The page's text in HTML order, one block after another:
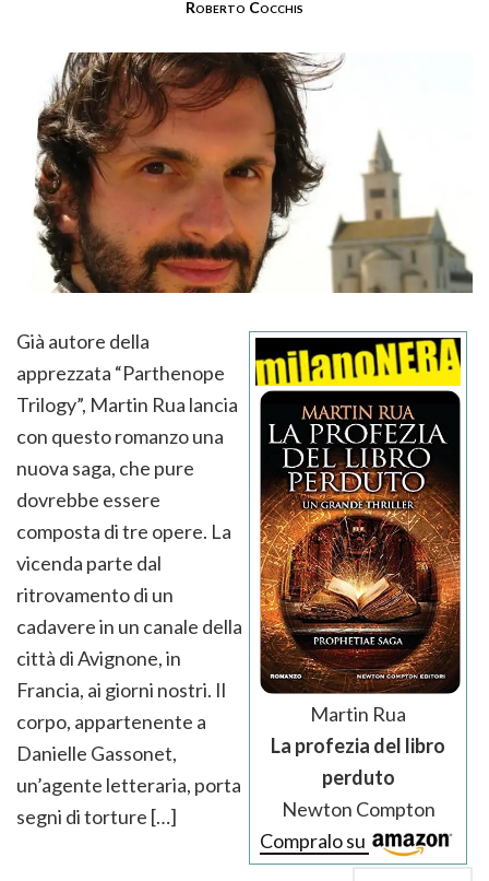
Roberto Cocchis
Martin Rua
La profezia del libro
perduto
Newton Compton
Compralo su
Già autore della
apprezzata “Parthenope
Trilogy”, Martin Rua lancia
con questo romanzo una
nuova saga, che pure
dovrebbe essere
composta di tre opere. La
vicenda parte dal
ritrovamento di un
cadavere in un canale della
città di Avignone, in
Francia, ai giorni nostri. Il
corpo, appartenente a
Danielle Gassonet,
un’agente letteraria, porta
segni di torture […]